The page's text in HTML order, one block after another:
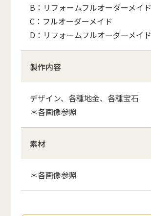
B：リフォームフルオーダーメイド
C：フルオーダーメイド
D：リフォームフルオーダーメイド
製作内容
デザイン、各種地金、各種宝石
＊各画像参照
素材
＊各画像参照